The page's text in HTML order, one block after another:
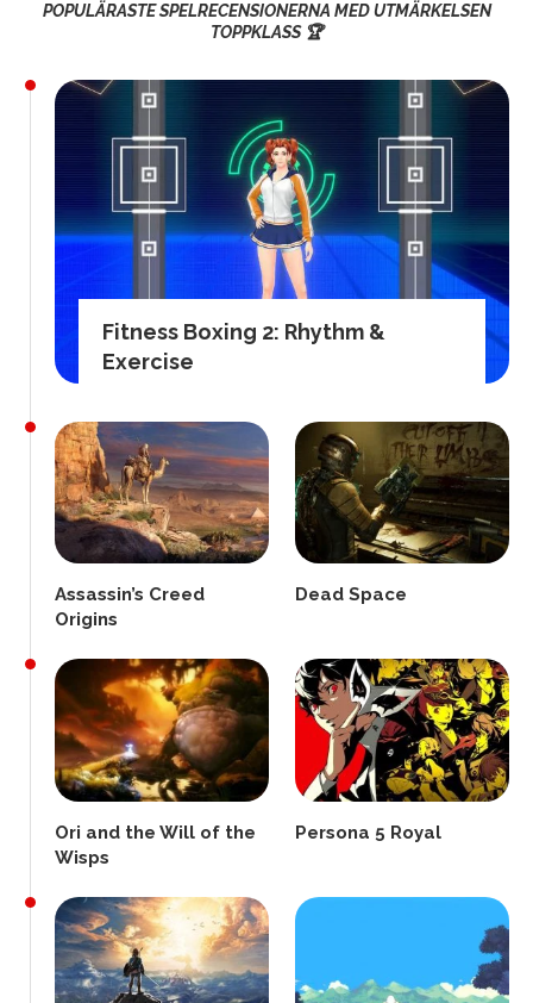
POPULÄRASTE SPELRECENSIONERNA MED UTMÄRKELSEN
TOPPKLASS 🏆
Fitness Boxing 2: Rhythm &
Exercise
Assassin’s Creed
Origins
Dead Space
Ori and the Will of the
Wisps
Persona 5 Royal